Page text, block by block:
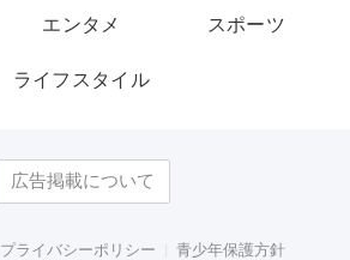
エンタメ スポーツ
ライフスタイル
広告掲載について
プライバシーポリシー 青少年保護方針